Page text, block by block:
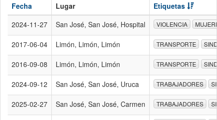
Fecha Lugar
Etiquetas
2024-11-27
San José, San José, Hospital VIOLENCIA
2017-06-04 Limón, Limón, Limón TRANSPORTE
2016-09-08 Limón, Limón, Limón TRANSPORTE
2024-09-12 San José, San José, Uruca TRABAJADORES
2025-02-27 San José, San José, Carmen TRABAJADORES